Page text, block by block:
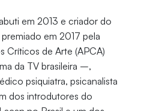
em 2013 e criador do
em 2017 pela
Críticos de Arte (APCA)
da TV brasileira –,
psiquiatra, psicanalista
dos introdutores do